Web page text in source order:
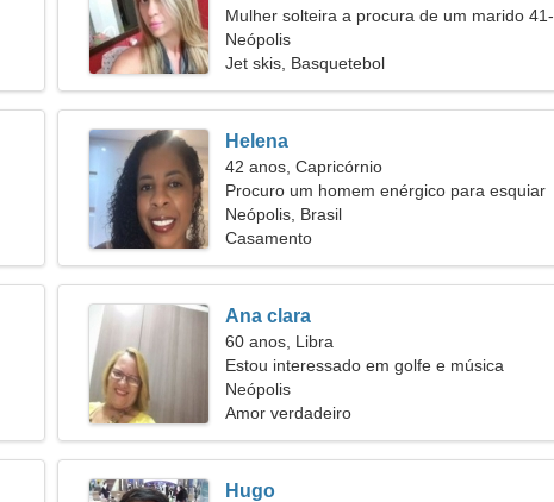
Mulher solteira a procura de um marido 41-
44
Neópolis
Jet skis, Basquetebol
Helena
42 anos, Capricórnio
Procuro um homem enérgico para esquiar
juntos
Neópolis, Brasil
Casamento
Ana clara
60 anos, Libra
Estou interessado em golfe e música
Neópolis
Amor verdadeiro
Hugo